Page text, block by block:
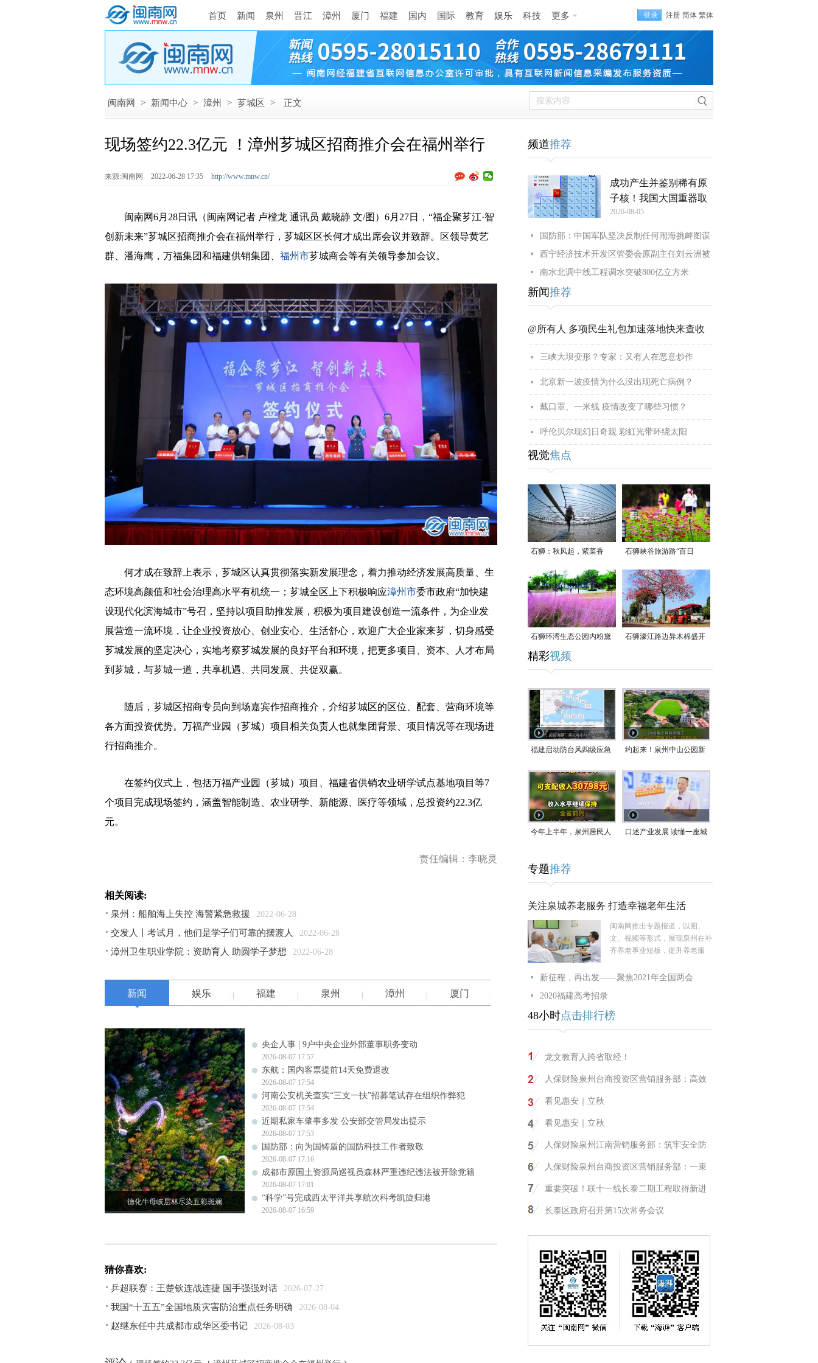
首页 新闻 泉州 晋江 漳州 厦门 福建 国内 国际 教育 娱乐 科技 更多 登录 注册 简体 繁体
闽南网 > 新闻中心 > 漳州 > 芗城区 > 正文
现场签约22.3亿元 ！漳州芗城区招商推介会在福州举行
来源:闽南网 2022-06-28 17:35 http://www.mnw.cn/
闽南网6月28日讯（闽南网记者 卢樘龙 通讯员 戴晓静 文/图）6月27日，“福企聚芗江·智
创新未来”芗城区招商推介会在福州举行，芗城区区长何才成出席会议并致辞。区领导黄艺
群、潘海鹰，万福集团和福建供销集团、 福州市芗城商会等有关领导参加会议。
何才成在致辞上表示，芗城区认真贯彻落实新发展理念，着力推动经济发展高质量、生
态环境高颜值和社会治理高水平有机统一；芗城全区上下积极响应漳州市委市政府“加快建
设现代化滨海城市”号召，坚持以项目助推发展，积极为项目建设创造一流条件，为企业发
展营造一流环境，让企业投资放心、创业安心、生活舒心，欢迎广大企业家来芗，切身感受
芗城发展的坚定决心，实地考察芗城发展的良好平台和环境，把更多项目、资本、人才布局
到芗城，与芗城一道，共享机遇、共同发展、共促双赢。
随后，芗城区招商专员向到场嘉宾作招商推介，介绍芗城区的区位、配套、营商环境等
各方面投资优势。万福产业园（芗城）项目相关负责人也就集团背景、项目情况等在现场进
行招商推介。
在签约仪式上，包括万福产业园（芗城）项目、福建省供销农业研学试点基地项目等7
个项目完成现场签约，涵盖智能制造、农业研学、新能源、医疗等领域，总投资约22.3亿
元。
责任编辑：李晓灵
相关阅读:
泉州：船舶海上失控 海警紧急救援 2022-06-28
交发人丨考试月，他们是学子们可靠的摆渡人 2022-06-28
漳州卫生职业学院：资助育人 助圆学子梦想 2022-06-28
新闻 娱乐 福建 泉州 漳州 厦门
德化牛母岐层林尽染五彩斑斓
央企人事 | 9户中央企业外部董事职务变动
2026-08-07 17:57
东航：国内客票提前14天免费退改
2026-08-07 17:54
河南公安机关查实“三支一扶”招募笔试存在组织作弊犯
2026-08-07 17:54
近期私家车肇事多发 公安部交管局发出提示
2026-08-07 17:53
国防部：向为国铸盾的国防科技工作者致敬
2026-08-07 17:16
成都市原国土资源局巡视员森林严重违纪违法被开除党籍
2026-08-07 17:01
“科学”号完成西太平洋共享航次科考凯旋归港
2026-08-07 16:59
猜你喜欢:
乒超联赛：王楚钦连战连捷 国手强强对话 2026-07-27
我国“十五五”全国地质灾害防治重点任务明确 2026-08-04
赵继东任中共成都市成华区委书记 2026-08-03
频道推荐
成功产生并鉴别稀有原
子核！我国大国重器取
2026-08-05
国防部：中国军队坚决反制任何闹海挑衅图谋
西宁经济技术开发区管委会原副主任刘云洲被
南水北调中线工程调水突破800亿立方米
新闻推荐
@所有人 多项民生礼包加速落地快来查收
三峡大坝变形？专家：又有人在恶意炒作
北京新一波疫情为什么没出现死亡病例？
戴口罩、一米线 疫情改变了哪些习惯？
呼伦贝尔现幻日奇观 彩虹光带环绕太阳
视觉焦点
石狮：秋风起，紫菜香 石狮峡谷旅游路“百日
草”争相斗艳
石狮环湾生态公园内粉黛
乱子草盛放
石狮濠江路边异木棉盛开
精彩视频
福建启动防台风四级应急
9日在长江口至福建北部
一带沿海登陆
约起来！泉州中山公园新
今年上半年，泉州居民人 口述产业发展 读懂一座城
专题推荐
关注泉城养老服务 打造幸福老年生活
闽南网推出专题报道，以图、
文、视频等形式，展现泉州在补
齐养老事业短板，提升养老服
新征程，再出发——聚焦2021年全国两会
2020福建高考招录
48小时点击排行榜
龙文教育人跨省取经！
人保财险泉州台商投资区营销服务部：高效
看见惠安｜立秋
看见惠安｜立秋
人保财险泉州江南营销服务部：筑牢安全防
人保财险泉州台商投资区营销服务部：一束
重要突破！联十一线长泰二期工程取得新进
长泰区政府召开第15次常务会议